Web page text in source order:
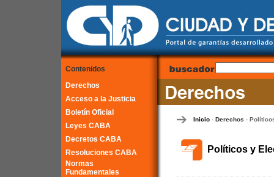
Contenidos
Derechos
Acceso a la Justicia
Boletín Oficial
Leyes CABA
Decretos CABA
Resoluciones CABA
Normas
Fundamentales
Inicio- Derechos -
Políticos y